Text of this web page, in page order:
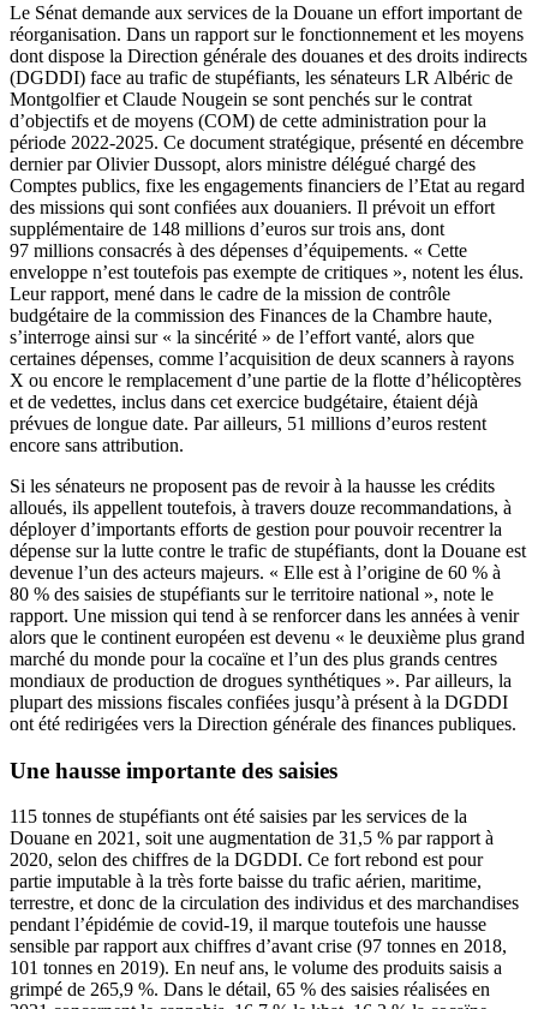
Le Sénat demande aux services de la Douane un effort important de
réorganisation. Dans un rapport sur le fonctionnement et les moyens
dont dispose la Direction générale des douanes et des droits indirects
(DGDDI) face au trafic de stupéfiants, les sénateurs LR Albéric de
Montgolfier et Claude Nougein se sont penchés sur le contrat
d’objectifs et de moyens (COM) de cette administration pour la
période 2022-2025. Ce document stratégique, présenté en décembre
dernier par Olivier Dussopt, alors ministre délégué chargé des
Comptes publics, fixe les engagements financiers de l’Etat au regard
des missions qui sont confiées aux douaniers. Il prévoit un effort
supplémentaire de 148 millions d’euros sur trois ans, dont
97 millions consacrés à des dépenses d’équipements. « Cette
enveloppe n’est toutefois pas exempte de critiques », notent les élus.
Leur rapport, mené dans le cadre de la mission de contrôle
budgétaire de la commission des Finances de la Chambre haute,
s’interroge ainsi sur « la sincérité » de l’effort vanté, alors que
certaines dépenses, comme l’acquisition de deux scanners à rayons
X ou encore le remplacement d’une partie de la flotte d’hélicoptères
et de vedettes, inclus dans cet exercice budgétaire, étaient déjà
prévues de longue date. Par ailleurs, 51 millions d’euros restent
encore sans attribution.
Si les sénateurs ne proposent pas de revoir à la hausse les crédits
alloués, ils appellent toutefois, à travers douze recommandations, à
déployer d’importants efforts de gestion pour pouvoir recentrer la
dépense sur la lutte contre le trafic de stupéfiants, dont la Douane est
devenue l’un des acteurs majeurs. « Elle est à l’origine de 60 % à
80 % des saisies de stupéfiants sur le territoire national », note le
rapport. Une mission qui tend à se renforcer dans les années à venir
alors que le continent européen est devenu « le deuxième plus grand
marché du monde pour la cocaïne et l’un des plus grands centres
mondiaux de production de drogues synthétiques ». Par ailleurs, la
plupart des missions fiscales confiées jusqu’à présent à la DGDDI
ont été redirigées vers la Direction générale des finances publiques.
Une hausse importante des saisies
115 tonnes de stupéfiants ont été saisies par les services de la
Douane en 2021, soit une augmentation de 31,5 % par rapport à
2020, selon des chiffres de la DGDDI. Ce fort rebond est pour
partie imputable à la très forte baisse du trafic aérien, maritime,
terrestre, et donc de la circulation des individus et des marchandises
pendant l’épidémie de covid-19, il marque toutefois une hausse
sensible par rapport aux chiffres d’avant crise (97 tonnes en 2018,
101 tonnes en 2019). En neuf ans, le volume des produits saisis a
grimpé de 265,9 %. Dans le détail, 65 % des saisies réalisées en